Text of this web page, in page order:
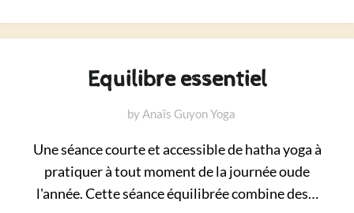
Equilibre essentiel
byAnaïs Guyon Yoga
Une séance courte et accessible de hatha yoga à
pratiquer à tout moment de la journée oude
l'année. Cette séance équilibrée combine des…